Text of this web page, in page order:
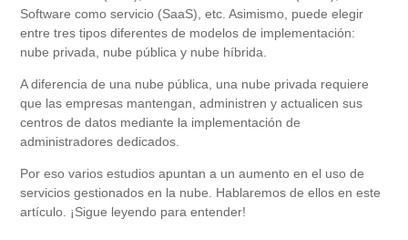
Software como servicio (SaaS), etc. Asimismo, puede elegir
entre tres tipos diferentes de modelos de implementación:
nube privada, nube pública y nube híbrida.
A diferencia de una nube pública, una nube privada requiere
que las empresas mantengan, administren y actualicen sus
centros de datos mediante la implementación de
administradores dedicados.
Por eso varios estudios apuntan a un aumento en el uso de
servicios gestionados en la nube. Hablaremos de ellos en este
artículo. ¡Sigue leyendo para entender!